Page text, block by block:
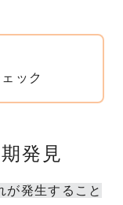
ック
発見
が発生すること